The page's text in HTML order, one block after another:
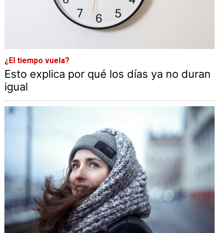
¿El tiempo vuela?
Esto explica por qué los días ya no duran
igual